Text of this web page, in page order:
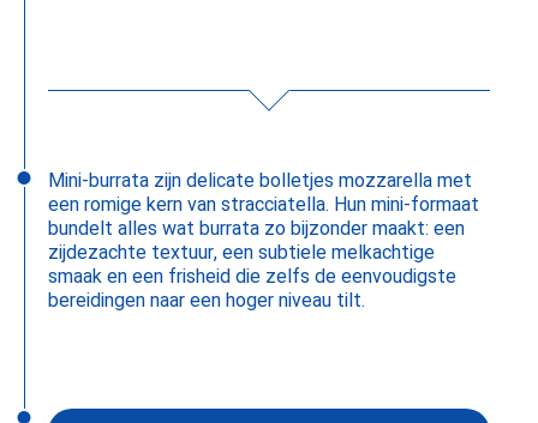
Mini‑burrata zijn delicate bolletjes mozzarella met
een romige kern van stracciatella. Hun mini‑formaat
bundelt alles wat burrata zo bijzonder maakt: een
zijdezachte textuur, een subtiele melkachtige
smaak en een frisheid die zelfs de eenvoudigste
bereidingen naar een hoger niveau tilt.